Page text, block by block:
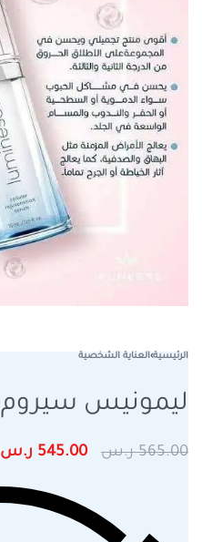
الرئيسية›العناية الشخصية
ليمونيس سيروم Rejuvenation
565.00 ر.س 545.00 ر.س